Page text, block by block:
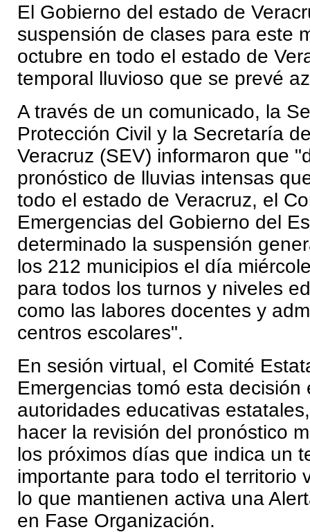
El Gobierno del estado de
suspensión de clases para este
octubre en todo el estado de
temporal lluvioso que se prevé
A través de un comunicado, la
Protección Civil y la Secretaría
Veracruz (SEV) informaron que
pronóstico de lluvias intensas
todo el estado de Veracruz, el
Emergencias del Gobierno del
determinado la suspensión
los 212 municipios el día
para todos los turnos y niveles
como las labores docentes y
centros escolares".
En sesión virtual, el Comité
Emergencias tomó esta decisión
autoridades educativas
hacer la revisión del pronóstico
los próximos días que indica un
importante para todo el territorio
lo que mantienen activa una
en Fase Organización.